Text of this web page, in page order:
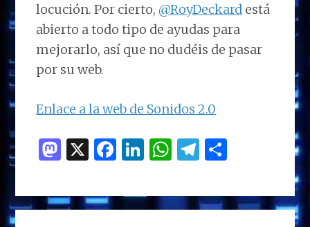
locución. Por cierto, @RoyDeckard está
abierto a todo tipo de ayudas para
mejorarlo, así que no dudéis de pasar
por su web.
Enlace a la web de Sonidos 2.0
M
to
d
X F
ce
b
Li
k
e
W
at
s
T
e
g
m
p
BARRA